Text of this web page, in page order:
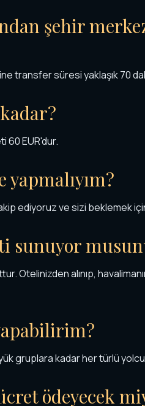
şehir
transfer süresi yaklaşık 70
60 EUR'dur.
ediyoruz ve sizi beklemek
sunuyor
Otelinizden alınıp,
gruplara kadar her türlü yolcu
ödeyecek